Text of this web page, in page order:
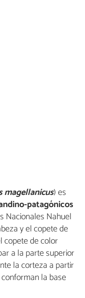
magellanicus)es
patagónicos
Nacionales Nahuel
y el copete de
copete de color
a la parte superior
la corteza a partir
la base